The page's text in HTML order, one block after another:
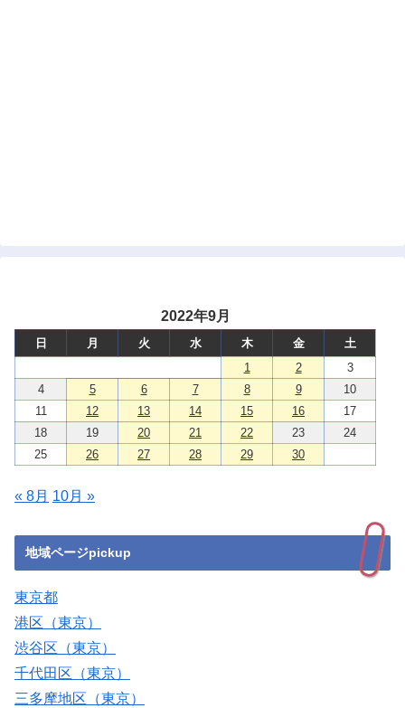
2022年9月
日 月 火 水 木 金
土
1
2
3
4
5 6 7 8 9
10
11
12 13 14 15 16
17
18
19 20 21 22 23
24
25
26 27 28 29 30
« 8月 10月 »
地域ページpickup
東京都
港区（東京）
渋谷区（東京）
千代田区（東京）
三多摩地区（東京）